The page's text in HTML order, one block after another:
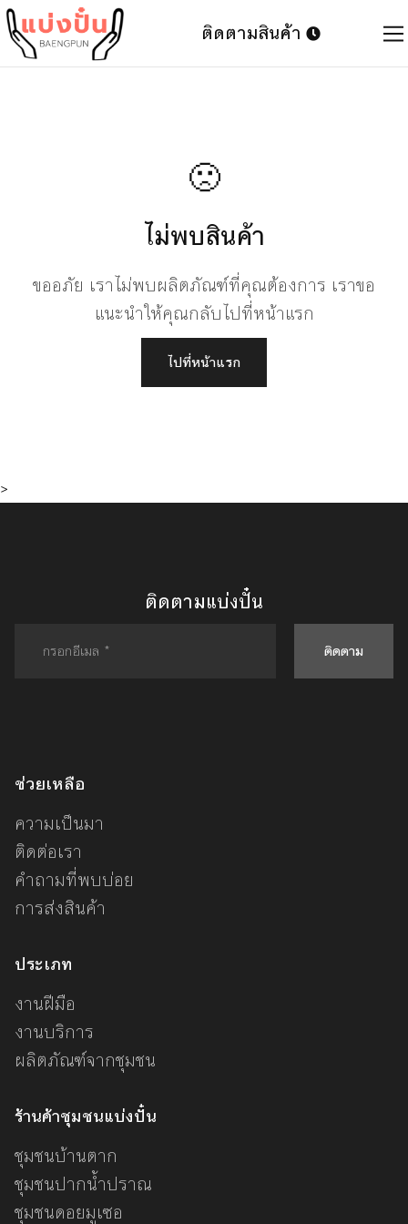
ติดตามสินค้า
🙁
ไม่พบสินค้า
ขออภัย เราไม่พบผลิตภัณฑ์ที่คุณต้องการ เราขอ
แนะนำให้คุณกลับไปที่หน้าแรก
ไปที่หน้าแรก
>
ติดตามแบ่งปั๋น
ติดตาม
ช่วยเหลือ
ความเป็นมา
ติดต่อเรา
คำถามที่พบบ่อย
การส่งสินค้า
ประเภท
งานฝีมือ
งานบริการ
ผลิตภัณฑ์จากชุมชน
ร้านค้าชุมชนแบ่งปั๋น
ชุมชนบ้านตาก
ชุมชนปากน้ำปราณ
ชุมชนดอยมูเซอ